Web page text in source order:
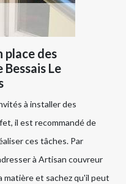
place des
Le
à installer des
il est recommandé de
ces tâches. Par
à Artisan couvreur
matière et sachez qu'il peut